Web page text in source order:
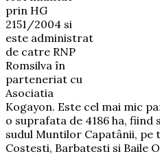
prin HG
2151/2004 si
este administrat
de catre RNP
Romsilva în
parteneriat cu
Asociatia
Kogayon. Este cel mai mic
o suprafata de 4186 ha, fiind
sudul Muntilor Capatânii,
Costesti, Barbatesti si Baile